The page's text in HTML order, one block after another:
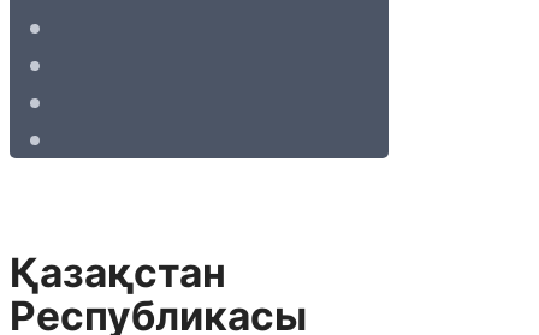
Қазақстан
Республикасы